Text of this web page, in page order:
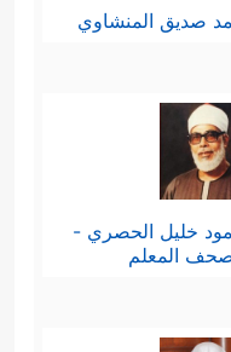
صديق المنشاوي
خليل الحصري -
المعلم